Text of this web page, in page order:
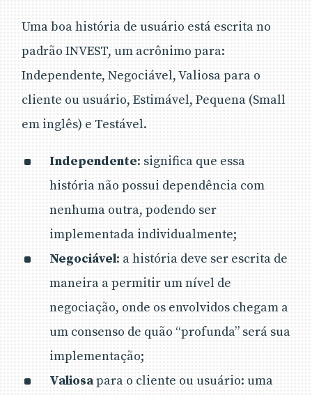
Uma boa história de usuário está escrita no
padrão INVEST, um acrônimo para:
Independente, Negociável, Valiosa para o
cliente ou usuário, Estimável, Pequena (Small
em inglês) e Testável.
Independente: significa que essa
história não possui dependência com
nenhuma outra, podendo ser
implementada individualmente;
Negociável: a história deve ser escrita de
maneira a permitir um nível de
negociação, onde os envolvidos chegam a
um consenso de quão “profunda” será sua
implementação;
Valiosapara o cliente ou usuário: uma